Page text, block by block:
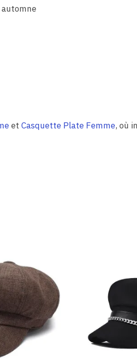
et Casquette Plate Femme, où